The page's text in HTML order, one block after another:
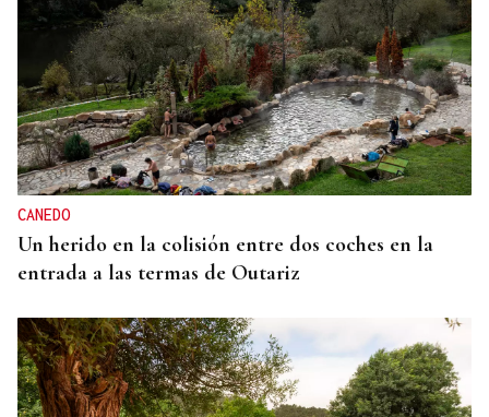
CANEDO
Un herido en la colisión entre dos coches en la
entrada a las termas de Outariz